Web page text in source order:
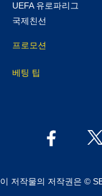
UEFA 유로파리그
국제친선
프로모션
베팅 팁
이 저작물의 저작권은 ©